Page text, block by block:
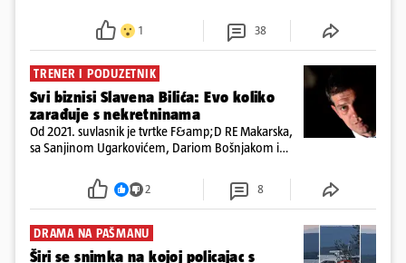
ispitali i poslali u istražni zatvor
1 38
TRENER I PODUZETNIK
Svi biznisi Slavena Bilića: Evo koliko
zarađuje s nekretninama
Od 2021. suvlasnik je tvrtke F&amp;D RE Makarska,
sa Sanjinom Ugarkovićem, Dariom Bošnjakom i
poslovanje nekretninama, a od osnutka nema
2 8
DRAMA NA PAŠMANU
Širi se snimka na kojoj policajac s